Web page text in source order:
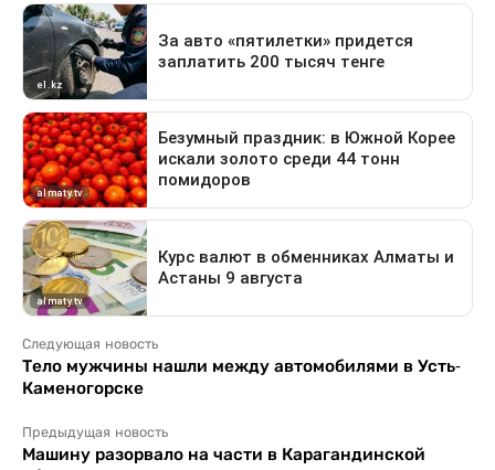
Следующая новость
Тело мужчины нашли между автомобилями в Усть-
Каменогорске
Предыдущая новость
Машину разорвало на части в Карагандинской